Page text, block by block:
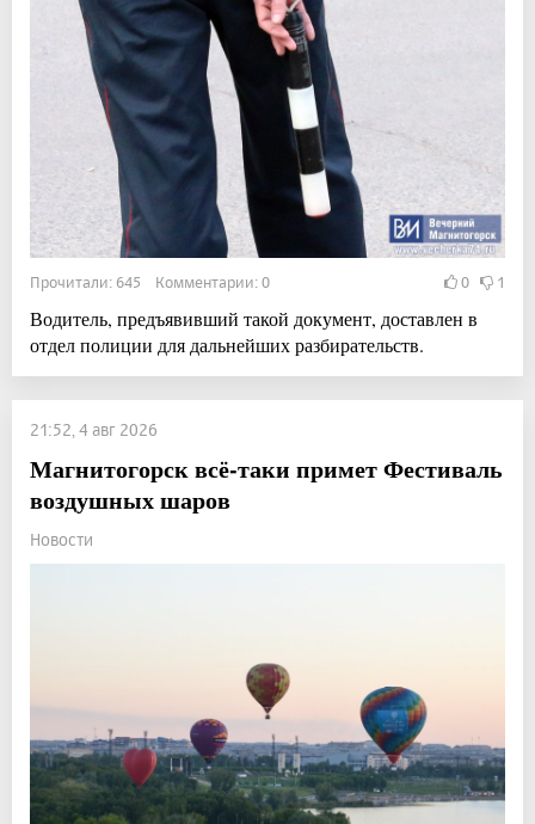
Прочитали: 645 Комментарии: 0 0 1
Водитель, предъявивший такой документ, доставлен в
отдел полиции для дальнейших разбирательств.
21:52, 4 авг 2026
Магнитогорск всё-таки примет Фестиваль
воздушных шаров
Новости